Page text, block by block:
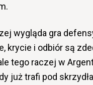
wygląda gra
krycie i odbiór są
tego raczej w
już trafi pod